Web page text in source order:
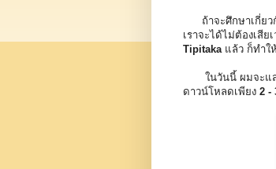
ถ้าจะศึกษาเกี่ยว
เราจะได้ไม่ต้องเสี
Tipitaka แล้ว ก็ทำใ
ในวันนี้ ผมจะแส
ดาวน์โหลดเพียง 2 -